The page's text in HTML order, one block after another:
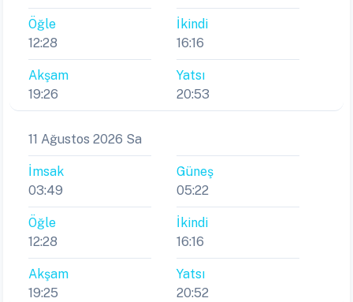
Öğle
12:28
İkindi
16:16
Akşam
19:26
Yatsı
20:53
11 Ağustos 2026 Sa
İmsak
03:49
Güneş
05:22
Öğle
12:28
İkindi
16:16
Akşam
19:25
Yatsı
20:52